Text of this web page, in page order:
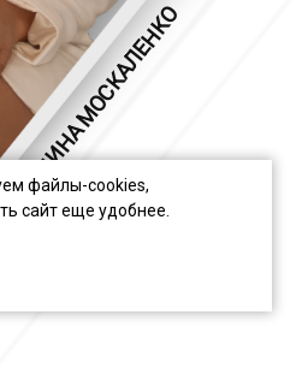
файлы-cookies,
сайт еще удобнее.
НИНА МОСКАЛЕНКО